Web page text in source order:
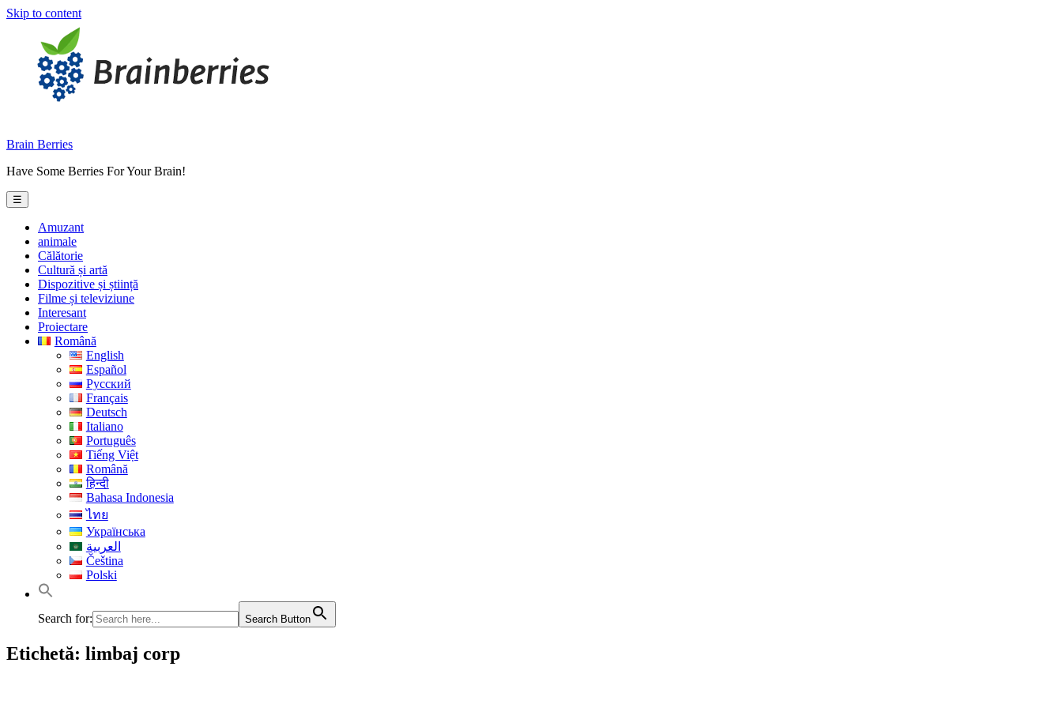
Skip to content
Brain Berries
Have Some Berries For Your Brain!
☰
Amuzant
animale
Călătorie
Cultură și artă
Dispozitive și știință
Filme și televiziune
Interesant
Proiectare
Română
English
Español
Русский
Français
Deutsch
Italiano
Português
Tiếng Việt
Română
हिन्दी
Bahasa Indonesia
ไทย
Українська
العربية
Čeština
Polski
Search for: Search Button
Etichetă: limbaj corp